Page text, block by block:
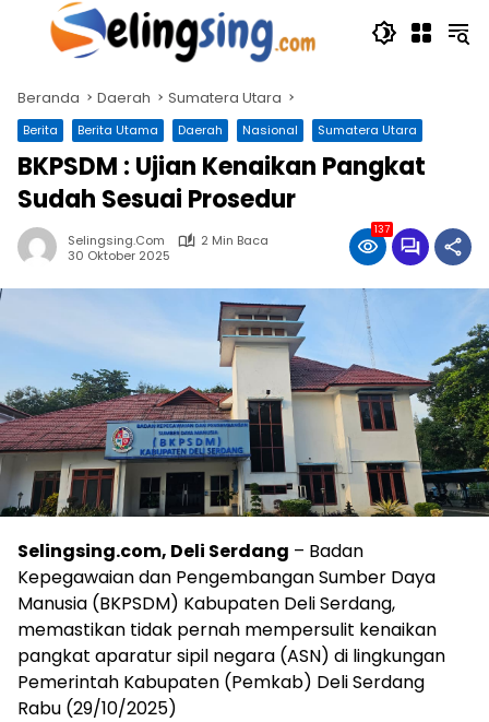
Langsung
Beranda Daerah Sumatera Utara
Berita Berita Utama Daerah Nasional Sumatera Utara
BKPSDM : Ujian Kenaikan Pangkat
Sudah Sesuai Prosedur
Selingsing.com
2 Min Baca
30 Oktober 2025
137
Selingsing.com, Deli Serdang – Badan
Kepegawaian dan Pengembangan Sumber Daya
Manusia (BKPSDM) Kabupaten Deli Serdang,
memastikan tidak pernah mempersulit kenaikan
pangkat aparatur sipil negara (ASN) di lingkungan
Pemerintah Kabupaten (Pemkab) Deli Serdang
Rabu (29/10/2025)